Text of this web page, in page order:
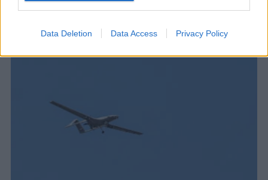
Data Deletion Data Access Privacy Policy